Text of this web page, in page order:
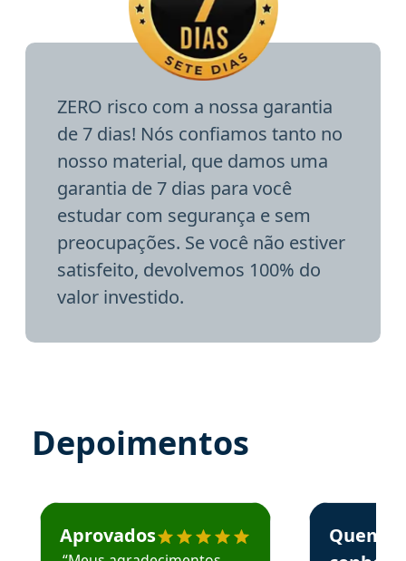
ZERO risco com a nossa garantia
de 7 dias! Nós confiamos tanto no
nosso material, que damos uma
garantia de 7 dias para você
estudar com segurança e sem
preocupações. Se você não estiver
satisfeito, devolvemos 100% do
valor investido.
Depoimentos
Estudante José recomenda o Aprova Concursos em
Aprovados
Estudante
Quem